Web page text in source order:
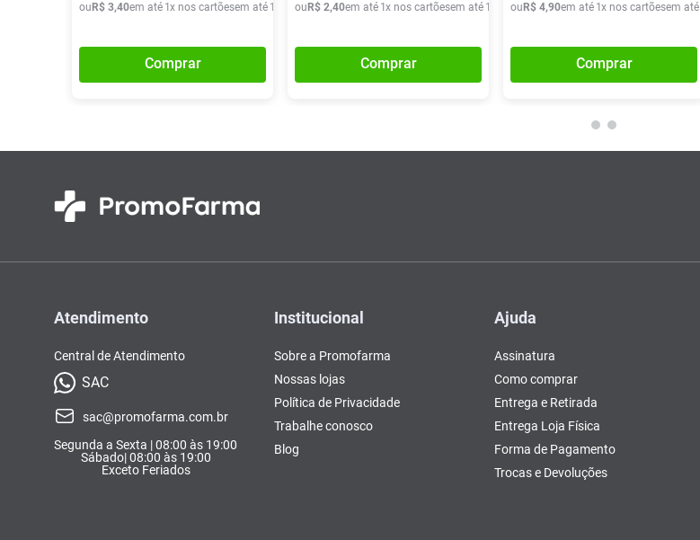
ou R$ 3,40em até 1x nos cartõesem até 1 R$ 3, 40
Comprar
ou R$ 2,40em até 1x nos cartõesem até 1 R$ 2, 40
Comprar
ou R$ 4,90em até 1x nos cartõesem até
Comprar
Atendimento
Central de Atendimento
SAC
sac@promofarma.com.br
Segunda a Sexta | 08:00 às 19:00
Sábado| 08:00 às 19:00
Exceto Feriados
Institucional
Sobre a Promofarma
Nossas lojas
Política de Privacidade
Trabalhe conosco
Blog
Ajuda
Assinatura
Como comprar
Entrega e Retirada
Entrega Loja Física
Forma de Pagamento
Trocas e Devoluções